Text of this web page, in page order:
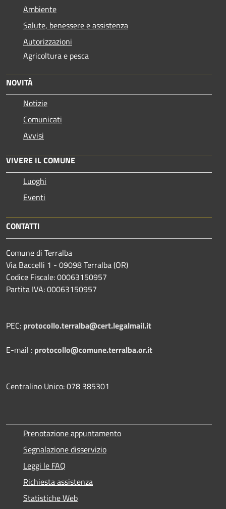
Ambiente
Salute, benessere e assistenza
Autorizzazioni
Agricoltura e pesca
NOVITÀ
Notizie
Comunicati
Avvisi
VIVERE IL COMUNE
Luoghi
Eventi
CONTATTI
Comune di Terralba
Via Baccelli 1 - 09098 Terralba (OR)
Codice Fiscale: 00063150957
Partita IVA: 00063150957
PEC: protocollo.terralba@cert.legalmail.it
E-mail : protocollo@comune.terralba.or.it
Centralino Unico: 078 385301
Prenotazione appuntamento
Segnalazione disservizio
Leggi le FAQ
Richiesta assistenza
Statistiche Web